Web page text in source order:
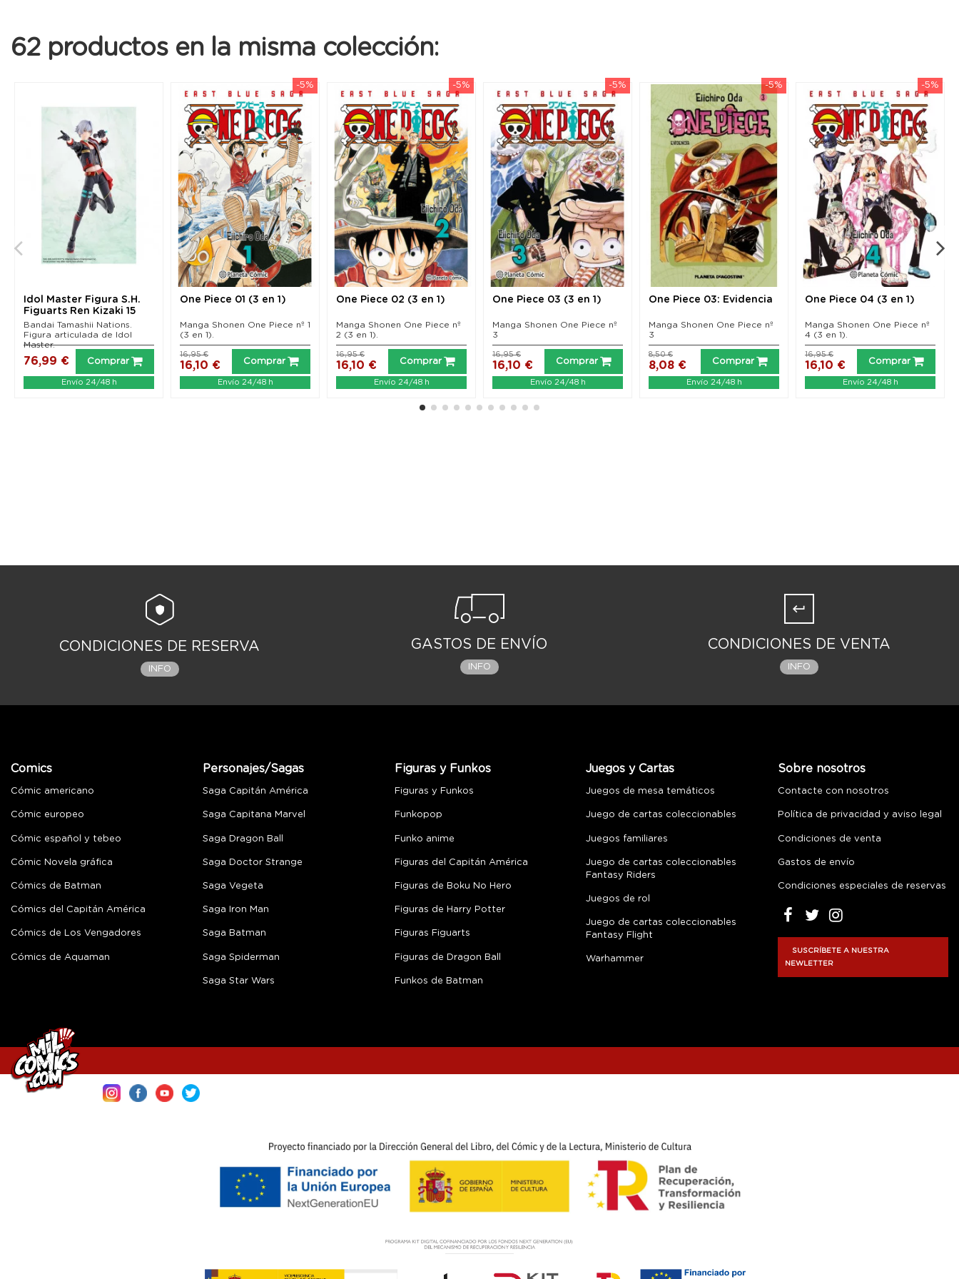
62 productos en la misma colección:
Idol Master Figura S.H.
Figuarts Ren Kizaki 15
cm
Bandai Tamashii Nations.
Figura articulada de Idol
Master.
76,99 € Comprar
Envío 24/48 h
-5%
One Piece 01 (3 en 1)
Manga Shonen One Piece nº 1
(3 en 1).
16,10 €
16,95 €
Comprar
Envío 24/48 h
-5%
One Piece 02 (3 en 1)
Manga Shonen One Piece nº
2 (3 en 1).
16,10 €
16,95 €
Comprar
Envío 24/48 h
-5%
One Piece 03 (3 en 1)
Manga Shonen One Piece nº
3
16,10 €
16,95 €
Comprar
Envío 24/48 h
-5%
One Piece 03: Evidencia
Manga Shonen One Piece nº
3
8,08 €
8,50 €
Comprar
Envío 24/48 h
-5%
One Piece 04 (3 en 1)
Manga Shonen One Piece nº
4 (3 en 1).
16,10 €
16,95 €
Comprar
Envío 24/48 h
CONDICIONES DE RESERVA
INFO
GASTOS DE ENVÍO
INFO
CONDICIONES DE VENTA
INFO
Comics
Cómic americano
Cómic europeo
Cómic español y tebeo
Cómic Novela gráfica
Cómics de Batman
Cómics del Capitán América
Cómics de Los Vengadores
Cómics de Aquaman
Personajes/Sagas
Saga Capitán América
Saga Capitana Marvel
Saga Dragon Ball
Saga Doctor Strange
Saga Vegeta
Saga Iron Man
Saga Batman
Saga Spiderman
Saga Star Wars
Figuras y Funkos
Figuras y Funkos
Funkopop
Funko anime
Figuras del Capitán América
Figuras de Boku No Hero
Figuras de Harry Potter
Figuras Figuarts
Figuras de Dragon Ball
Funkos de Batman
Juegos y Cartas
Juegos de mesa temáticos
Juego de cartas coleccionables
Juegos familiares
Juego de cartas coleccionables
Fantasy Riders
Juegos de rol
Juego de cartas coleccionables
Fantasy Flight
Warhammer
Sobre nosotros
Contacte con nosotros
Política de privacidad y aviso legal
Condiciones de venta
Gastos de envío
Condiciones especiales de reservas
SUSCRÍBETE A NUESTRA
NEWLETTER